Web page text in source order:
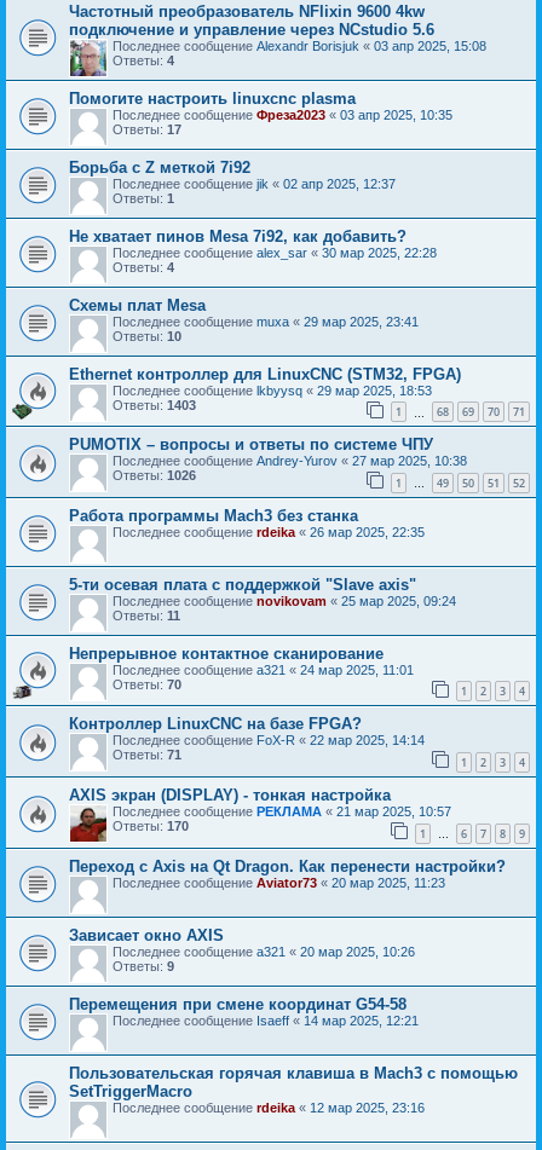
Частотный преобразователь NFlixin 9600 4kw
подключение и управление через NCstudio 5.6
Последнее сообщение Alexandr Borisjuk « 03 апр 2025, 15:08
Ответы: 4
Помогите настроить linuxcnc plasma
Последнее сообщение Фреза2023 « 03 апр 2025, 10:35
Ответы: 17
Борьба с Z меткой 7i92
Последнее сообщение jik « 02 апр 2025, 12:37
Ответы: 1
Не хватает пинов Mesa 7i92, как добавить?
Последнее сообщение alex_sar « 30 мар 2025, 22:28
Ответы: 4
Схемы плат Mesa
Последнее сообщение muxa « 29 мар 2025, 23:41
Ответы: 10
Ethernet контроллер для LinuxCNC (STM32, FPGA)
Последнее сообщение lkbyysq « 29 мар 2025, 18:53
Ответы: 1403 1 68 69 70 71
PUMOTIX – вопросы и ответы по системе ЧПУ
Последнее сообщение Andrey-Yurov « 27 мар 2025, 10:38
Ответы: 1026 1 … 49 50 51 52
Работа программы Mach3 без станка
Последнее сообщение rdeika « 26 мар 2025, 22:35
5-ти осевая плата с поддержкой "Slave axis"
Последнее сообщение novikovam « 25 мар 2025, 09:24
Ответы: 11
Непрерывное контактное сканирование
Последнее сообщение a321 « 24 мар 2025, 11:01
Ответы: 70 1 2 3 4
Контроллер LinuxCNC на базе FPGA?
Последнее сообщение FoX-R « 22 мар 2025, 14:14
Ответы: 71 1 2 3 4
AXIS экран (DISPLAY) - тонкая настройка
Последнее сообщение РЕКЛАМА « 21 мар 2025, 10:57
Ответы: 170 1 … 6 7 8 9
Переход с Axis на Qt Dragon. Как перенести настройки?
Последнее сообщение Aviator73 « 20 мар 2025, 11:23
Зависает окно AXIS
Последнее сообщение a321 « 20 мар 2025, 10:26
Ответы: 9
Перемещения при смене координат G54-58
Последнее сообщение Isaeff « 14 мар 2025, 12:21
Пользовательская горячая клавиша в Mach3 с помощью
SetTriggerMacro
Последнее сообщение rdeika « 12 мар 2025, 23:16